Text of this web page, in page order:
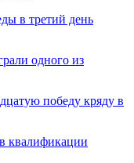
в третий день
одного из
победу кряду в
квалификации